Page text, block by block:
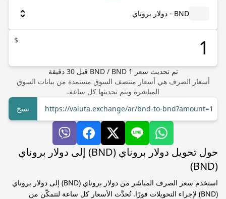
BND - دولار بروناي
$
تم تحديث سعر BND/ BND 1 قبل30 دقيقة
أسعار الصرف هي أسعار منتصف السوق مستمدة من بيانات السوق
المباشرة ويتم تحديثها كل ساعة.
https://valuta.exchange/ar/bnd-to-bnd?amount=1
نسخ
حول تحويل دولار بروناي (BND) إلى دولار بروناي
(BND)
استخدم سعر الصرف المباشر من دولار بروناي (BND) إلى دولار بروناي
(BND) لإجراء التحويلات فورًا. تُحدَّث الأسعار كل ساعة لتتمكّن من